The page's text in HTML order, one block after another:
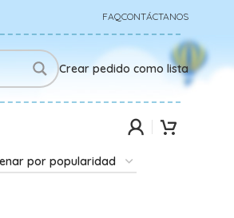
FAQCONTÁCTANOS
Crear pedido como lista